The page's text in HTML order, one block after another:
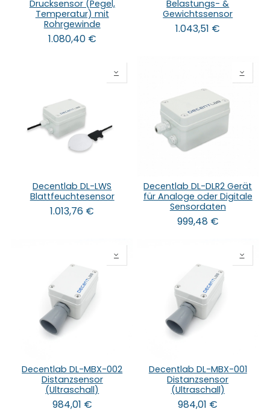
Drucksensor (Pegel,
Temperatur) mit
Rohrgewinde
1.080,40€
Belastungs- &
Gewichtssensor
1.043,51 €
Decentlab DL-LWS
Blattfeuchtesensor
1.013,76 €
Decentlab DL-DLR2 Gerät
für Analoge oder Digitale
Sensordaten
999,48€
Decentlab DL-MBX-002
Distanzsensor
(Ultraschall)
984,01 €
Decentlab DL-MBX-001
Distanzsensor
(Ultraschall)
984,01 €